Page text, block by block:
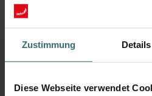
Zustimmung Details
Diese Webseite verwendet
Die Lieferung erfolgt in der Regel
53.55